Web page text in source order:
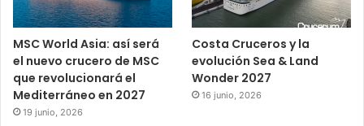
MSC World Asia: así será
el nuevo crucero de MSC
que revolucionará el
Mediterráneo en 2027
19 junio, 2026
Costa Cruceros y la
evolución Sea & Land
Wonder 2027
16 junio, 2026